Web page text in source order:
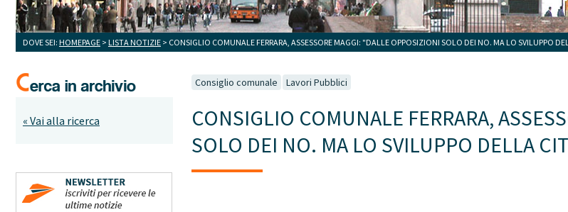
DOVE SEI: HOMEPAGE > LISTA NOTIZIE > CONSIGLIO COMUNALE FERRARA, ASSESSORE MAGGI: "DALLE OPPOSIZIONI SOLO DEI NO. MA LO SVILUPPO
« Vai alla ricerca
Consiglio comunale Lavori Pubblici
CONSIGLIO COMUNALE FERRARA,
SOLO DEI NO. MA LO SVILUPPO DELLA